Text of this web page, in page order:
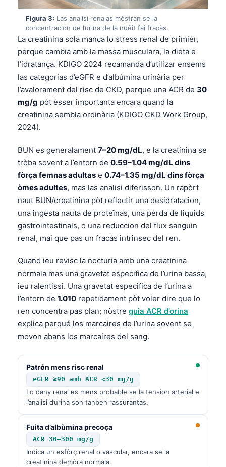
Figura 3: Las analisi renalas mòstran se la
concentracion de l’urina de la nuèit fai fracàs.
La creatinina sola manca lo stress renal de primièr,
perque cambia amb la massa musculara, la dieta e
l’idratança. KDIGO 2024 recamanda d’utilizar ensems
las categorias d’eGFR e d’albúmina urinària per
l’avalorament del risc de CKD, perque una ACR de 30
mg/g pòt èsser importanta encara quand la
creatinina sembla ordinària (KDIGO CKD Work Group,
2024).
BUN es generalament 7–20 mg/dL, e la creatinina se
tròba sovent a l’entorn de 0.59–1.04 mg/dL dins
fòrça femnas adultas e 0.74–1.35 mg/dL dins fòrça
òmes adultes, mas las analisi diferisson. Un rapòrt
naut BUN/creatinina pòt reflectir una desidratacion,
una ingesta nauta de proteïnas, una pèrda de liquids
gastrointestinals, o una reduccion del flux sanguin
renal, mai que pas un fracàs intrinsec del ren.
Quand ieu revisc la nocturia amb una creatinina
normala mas una gravetat especifica de l’urina bassa,
ieu ralentissi. Una gravetat especifica de l’urina a
l’entorn de 1.010 repetidament pòt voler dire que lo
ren concentra pas plan; nòstre guia ACR d’orina
explica perqué los marcaires de l’urina sovent se
movon abans los marcaires del sang.
Patrón mens risc renal
eGFR ≥90 amb ACR <30 mg/g
Lo dany renal es mens probable se la tension arterial e
l’analisi d’urina son tanben rassurantas.
Fuita d’albùmina precoça
ACR 30–300 mg/g
Indica un esfòrç renal o vascular, encara se la
creatinina demòra normala.